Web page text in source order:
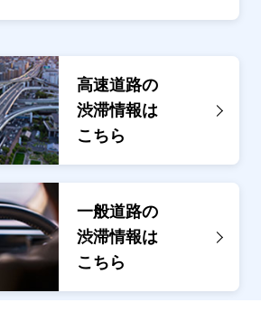
高速道路の
渋滞情報は
こちら
一般道路の
渋滞情報は
こちら